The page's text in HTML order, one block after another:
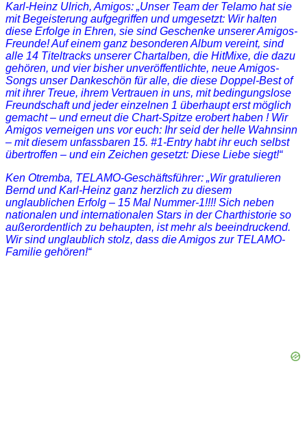
Karl-Heinz Ulrich, Amigos: „Unser Team der Telamo hat sie
mit Begeisterung aufgegriffen und umgesetzt: Wir halten
diese Erfolge in Ehren, sie sind Geschenke unserer Amigos-
Freunde! Auf einem ganz besonderen Album vereint, sind
alle 14 Titeltracks unserer Chartalben, die HitMixe, die dazu
gehören, und vier bisher unveröffentlichte, neue Amigos-
Songs unser Dankeschön für alle, die diese Doppel-Best of
mit ihrer Treue, ihrem Vertrauen in uns, mit bedingungslose
Freundschaft und jeder einzelnen 1 überhaupt erst möglich
gemacht – und erneut die Chart-Spitze erobert haben ! Wir
Amigos verneigen uns vor euch: Ihr seid der helle Wahnsinn
– mit diesem unfassbaren 15. #1-Entry habt ihr euch selbst
übertroffen – und ein Zeichen gesetzt: Diese Liebe siegt!“
Ken Otremba, TELAMO-Geschäftsführer: „Wir gratulieren
Bernd und Karl-Heinz ganz herzlich zu diesem
unglaublichen Erfolg – 15 Mal Nummer-1!!!! Sich neben
nationalen und internationalen Stars in der Charthistorie so
außerordentlich zu behaupten, ist mehr als beeindruckend.
Wir sind unglaublich stolz, dass die Amigos zur TELAMO-
Familie gehören!“